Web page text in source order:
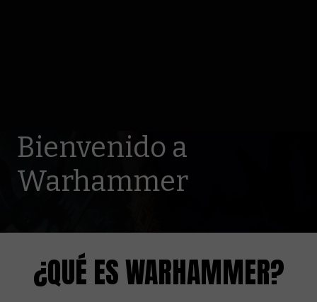
Bienvenido a
Warhammer
¿QUÉ ES WARHAMMER?